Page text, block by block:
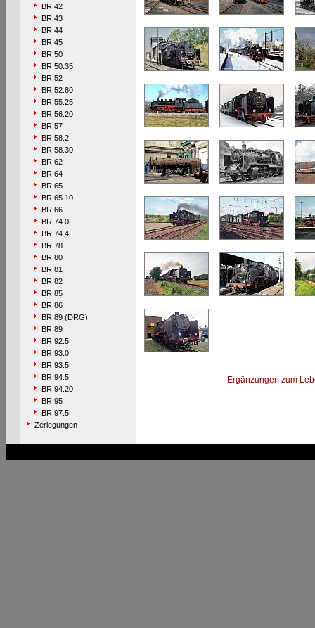
BR 42
BR 43
BR 44
BR 45
BR 50
BR 50.35
BR 52
BR 52.80
BR 55.25
BR 56.20
BR 57
BR 58.2
BR 58.30
BR 62
BR 64
BR 65
BR 65.10
BR 66
BR 74.0
BR 74.4
BR 78
BR 80
BR 81
BR 82
BR 85
BR 86
BR 89 (DRG)
BR 89
BR 92.5
BR 93.0
BR 93.5
BR 94.5
BR 94.20
BR 95
BR 97.5
Zerlegungen
Ergänzungen zum